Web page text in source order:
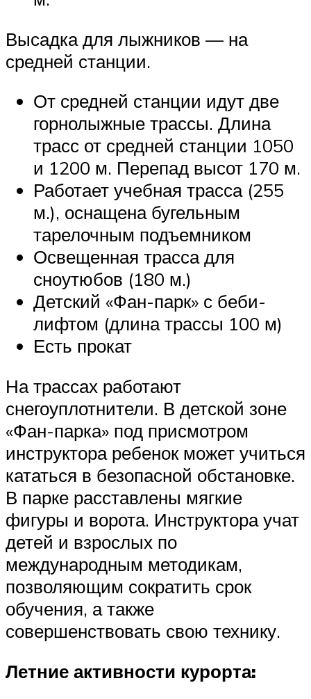
Высадка для лыжников — на
средней станции.
От средней станции идут две
горнолыжные трассы. Длина
трасс от средней станции 1050
и 1200 м. Перепад высот 170 м.
Работает учебная трасса (255
м.), оснащена бугельным
тарелочным подъемником
Освещенная трасса для
сноутюбов (180 м.)
Детский «Фан-парк» с беби-
лифтом (длина трассы 100 м)
Есть прокат
На трассах работают
снегоуплотнители. В детской зоне
«Фан-парка» под присмотром
инструктора ребенок может учиться
кататься в безопасной обстановке.
В парке расставлены мягкие
фигуры и ворота. Инструктора учат
детей и взрослых по
международным методикам,
позволяющим сократить срок
обучения, а также
совершенствовать свою технику.
Летние активности курорта: